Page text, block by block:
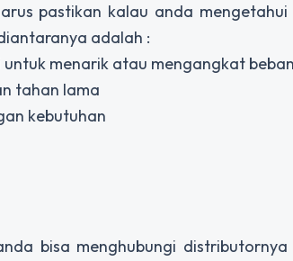
pastikan kalau anda
adalah :
menarik atau mengangkat beban
tahan lama
kebutuhan
bisa menghubungi